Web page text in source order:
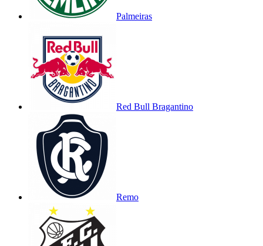
Palmeiras
Red Bull Bragantino
Remo